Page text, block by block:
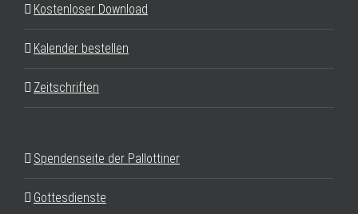
Kostenloser Download
Kalender bestellen
Zeitschriften
Spendenseite der Pallottiner
Gottesdienste